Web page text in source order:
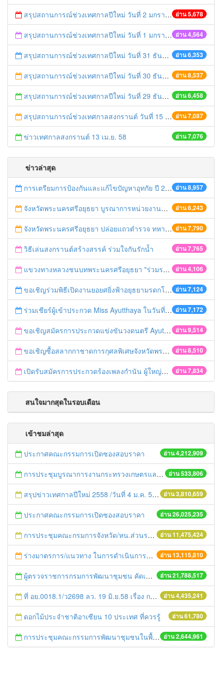
อ่าน 5,678
สรุปสถานการณ์ช่วงเทศกาลปีใหม่ วันที่ 2 มกราคม 2559
อ่าน 4,564
สรุปสถานการณ์ช่วงเทศกาลปีใหม่ วันที่ 1 มกราคม 2559
อ่าน 6,353
สรุปสถานการณ์ช่วงเทศกาลปีใหม่ วันที่ 31 ธันวาคม 2558
อ่าน 8,537
สรุปสถานการณ์ช่วงเทศกาลปีใหม่ วันที่ 30 ธันวาคม 2558
อ่าน 6,458
สรุปสถานการณ์ช่วงเทศกาลปีใหม่ วันที่ 29 ธันวาคม 2558
อ่าน 7,087
สรุปสถานการณ์ช่วงเทศกาลสงกรานต์ วันที่ 15 เมษายน 2558
อ่าน 7,076
ข่าวเทศกาลสงกรานต์ 13 เม.ย. 58
ข่าวล่าสุด
อ่าน 8,957
การเตรียมการป้องกันและแก้ไขปัญหาอุทกัย ปี 2561
อ่าน 6,243
จังหวัดพระนครศรีอยุธยา บูรณาการหน่วยงานที่เกี่ยวข้อง ลงพื้นที่จัดระเบียบและดำเนินมาตรการตามบทลงโทษสูงสุดกับผู้ประกอบการร้านค้าที่ยังฝ่าฝืนตั้งร้านค้ารุกล้ำเขตพื้นที่ทางหลวง เตรียมความปลอดภัยก่อนเทศกาลสงกรานต์
อ่าน 7,790
จังหวัดพระนครศรีอยุธยา ปล่อยแถวตำรวจ ทหาร ฝ่ายปกครอง กว่า 100 นาย ตรวจเข้มท่ารถสาธารณะ สถานีขนส่งรถโดยสาร วินรถตู้ และสถานีรถไฟ เตรียมรับมือเทศกาลสงกรานต์
อ่าน 7,765
วิธีเล่นสงกรานต์สร้างสรรค์ ร่วมใจกันรักน้ำ
อ่าน 4,106
แขวงทางหลวงชนบทพระนครศรีอยุธยา "ร่วมรณรงค์ ขับช้า เปิดไฟหน้า คาดเข็มขัด" เทศกาลสงกรานต์ ปี 2561
อ่าน 7,124
ขอเชิญร่วมพิธีเปิดงานยอยศยิ่งฟ้าอยุธยามรดกโลก
อ่าน 7,172
ร่วมเชียร์ผู้เข้าประกวด Miss Ayutthaya ในวันที่ 15 ธันวาคม 2560
อ่าน 9,514
ขอเชิญสมัครการประกวดแข่งขันวงดนตรี Ayutthaya battle of the bands
อ่าน 8,510
ขอเชิญซื้อสลากกาชาดการกุศลพิเศษจังหวัดพระนครศรีอยุธยา 2560
อ่าน 7,834
เปิดรับสมัครการประกวดร้องเพลงกำนัน ผู้ใหญ่บ้าน ฯลฯ
สนใจมากสุดในรอบเดือน
เข้าชมล่าสุด
อ่าน 4,212,909
ประกาศคณะกรรมการเปิดซองสอบราคา
อ่าน 533,806
การประชุมบูรณาการงานกระทรวงเกษตรและสหกรณ์สู่การปฏิบัติในระดับพื้นที่ ครั้งที่1/2558
อ่าน 3,810,659
สรุปข่าวเทศกาลปีใหม่ 2558 /วันที่ 4 ม.ค. 58
อ่าน 26,025,235
ประกาศคณะกรรมการเปิดซองสอบราคา
อ่าน 11,475,424
การประชุมคณะกรมการจังหวัด/หน.ส่วนราชการประจำเดือน มิถุนายน 2558
อ่าน 13,115,810
ร่างมาตรการ/แนวทาง ในการดำเนินการประกอบการตรวจราชการแบบบูรณาการ
อ่าน 21,788,517
ผู้ตรวจราชการกรมการพัฒนาชุมชน คัดเลือกข้าราชการและลูกจ้างดีเด่น และหน่วยงานพัฒนาชุมชนใสสะอาด ประจำปี ๒๕๕๔
อ่าน 4,435,241
ที่ อย.0018.1/ว2698 ลว. 19 มิ.ย.58 เรื่อง การแก้ไขปัญหาหนี้สินให้แก่เกษตรกร
อ่าน 61,780
ดอกไม้ประจําชาติอาเซียน 10 ประเทศ ที่ควรรู้
อ่าน 2,644,961
การประชุมคณะกรรมการพัฒนาชุมชนในพื้นที่รอบโรงไฟฟ้า (คพรฟ.) ครั้งที่ 2/2558 กองทุนพัฒนาไฟฟ้าบริษัท โรจนะเพาเวอร์ จำกัด